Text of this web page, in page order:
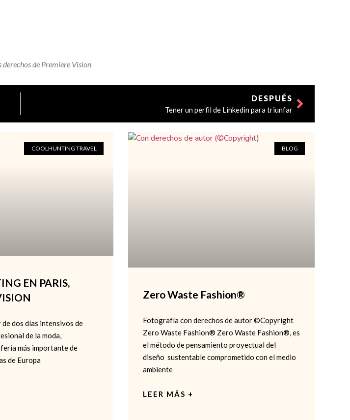
derechos de Premiere Vision
DESPUÉS
Tener un perfil de Linkedin para triunfar
COOLHUNTING TRAVEL
EN PARIS,
dos días intensivos de
de la moda,
más importante de
de Europa
BLOG
Zero Waste Fashion®
Fotografía con derechos de autor ©Copyright
Zero Waste Fashion® Zero Waste Fashion®, es
el método de pensamiento proyectual del
diseño sustentable comprometido con el medio
ambiente
LEER MÁS +